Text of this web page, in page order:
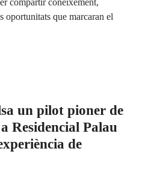
compartir coneixement,
oportunitats que marcaran el
un pilot pioner de
Residencial Palau
de